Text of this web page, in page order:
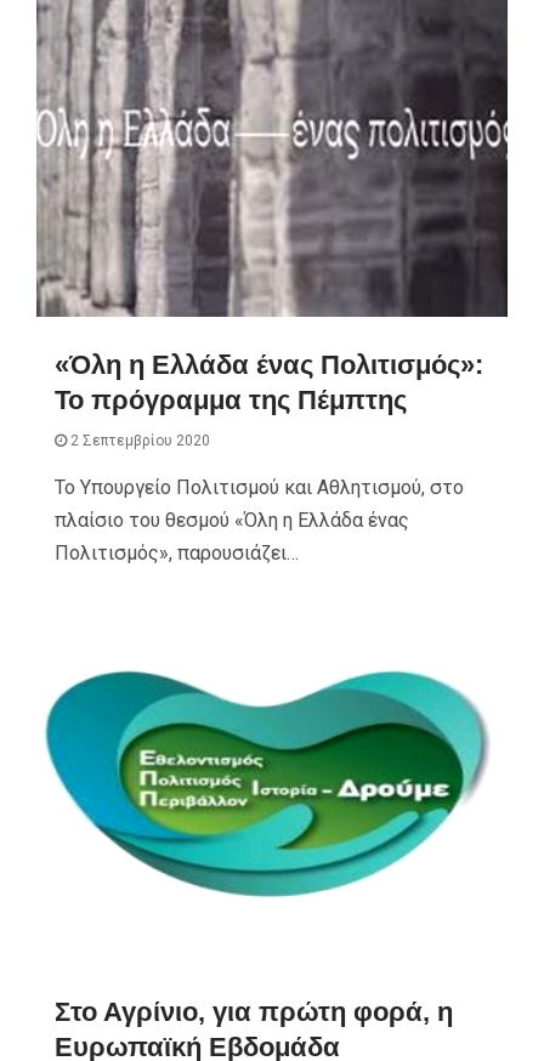
«Όλη η Ελλάδα ένας Πολιτισμός»:
Το πρόγραμμα της Πέμπτης
2 Σεπτεμβρίου 2020
Το Υπουργείο Πολιτισμού και Αθλητισμού, στο
πλαίσιο του θεσμού «Όλη η Ελλάδα ένας
Πολιτισμός», παρουσιάζει…
Στο Αγρίνιο, για πρώτη φορά, η
Ευρωπαϊκή Εβδομάδα